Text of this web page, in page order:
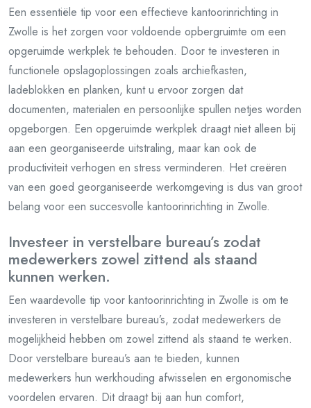
Een essentiële tip voor een effectieve kantoorinrichting in
Zwolle is het zorgen voor voldoende opbergruimte om een
opgeruimde werkplek te behouden. Door te investeren in
functionele opslagoplossingen zoals archiefkasten,
ladeblokken en planken, kunt u ervoor zorgen dat
documenten, materialen en persoonlijke spullen netjes worden
opgeborgen. Een opgeruimde werkplek draagt niet alleen bij
aan een georganiseerde uitstraling, maar kan ook de
productiviteit verhogen en stress verminderen. Het creëren
van een goed georganiseerde werkomgeving is dus van groot
belang voor een succesvolle kantoorinrichting in Zwolle.
Investeer in verstelbare bureau’s zodat
medewerkers zowel zittend als staand
kunnen werken.
Een waardevolle tip voor kantoorinrichting in Zwolle is om te
investeren in verstelbare bureau’s, zodat medewerkers de
mogelijkheid hebben om zowel zittend als staand te werken.
Door verstelbare bureau’s aan te bieden, kunnen
medewerkers hun werkhouding afwisselen en ergonomische
voordelen ervaren. Dit draagt bij aan hun comfort,